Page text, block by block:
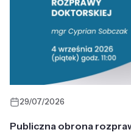
29/07/2026
Publiczna obrona